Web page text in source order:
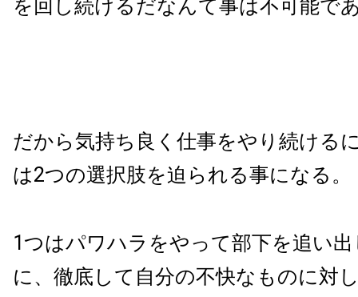
を回し続けるだなんて事は不可能で
だから気持ち良く仕事をやり続ける
は2つの選択肢を迫られる事になる。
1つはパワハラをやって部下を追い
に、徹底して自分の不快なものに対